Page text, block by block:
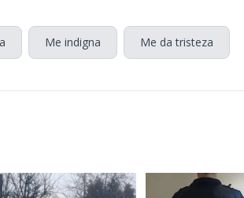
Me indigna Me da tristeza